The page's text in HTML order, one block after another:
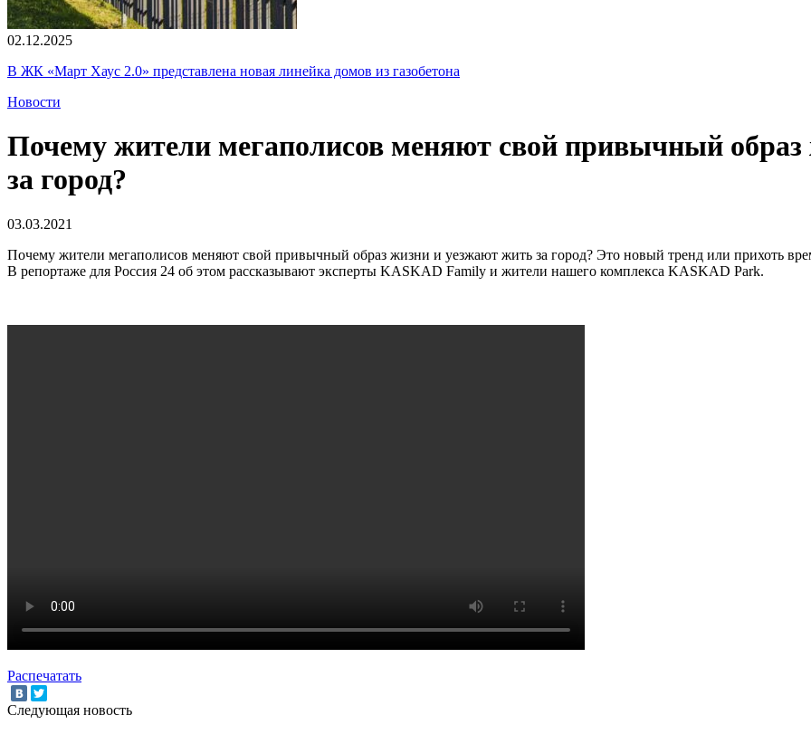
02.12.2025
В ЖК «Март Хаус 2.0» представлена новая линейка домов из газобетона
Новости
Почему жители мегаполисов меняют свой привычный
за город?
03.03.2021
Почему жители мегаполисов меняют свой привычный образ жизни и уезжают жить за город? Это новый тренд или прихоть
В репортаже для Россия 24 об этом рассказывают эксперты KASKAD Family и жители нашего комплекса KASKAD Park.
Распечатать
Следующая новость